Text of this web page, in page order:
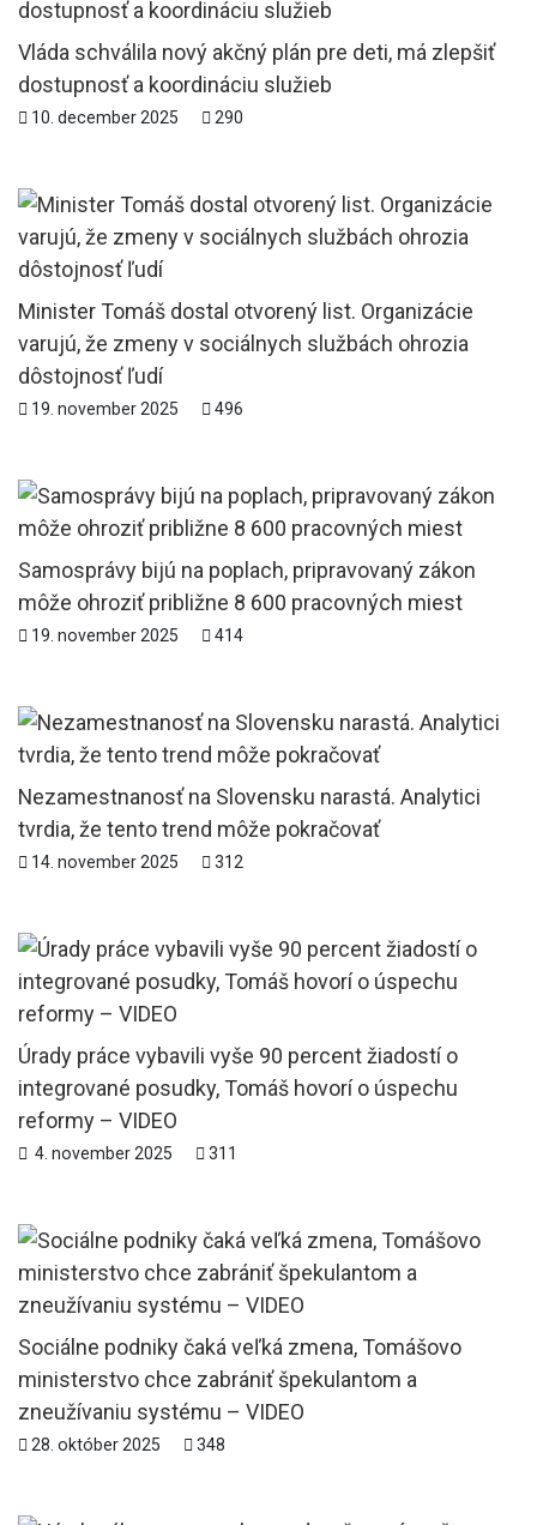
Vláda schválila nový akčný plán pre deti, má zlepšiť
dostupnosť a koordináciu služieb
10. december 2025 290
Minister Tomáš dostal otvorený list. Organizácie
varujú, že zmeny v sociálnych službách ohrozia
dôstojnosť ľudí
19. november 2025 496
Samosprávy bijú na poplach, pripravovaný zákon
môže ohroziť približne 8 600 pracovných miest
19. november 2025 414
Nezamestnanosť na Slovensku narastá. Analytici
tvrdia, že tento trend môže pokračovať
14. november 2025 312
Úrady práce vybavili vyše 90 percent žiadostí o
integrované posudky, Tomáš hovorí o úspechu
reformy – VIDEO
4. november 2025 311
Sociálne podniky čaká veľká zmena, Tomášovo
ministerstvo chce zabrániť špekulantom a
zneužívaniu systému – VIDEO
28. október 2025 348